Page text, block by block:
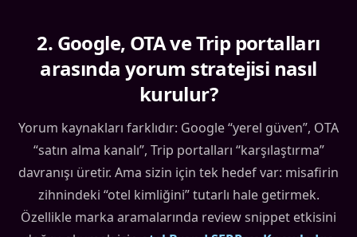
2. Google, OTA ve Trip portalları
arasında yorum stratejisi nasıl
kurulur?
Yorum kaynakları farklıdır: Google “yerel güven”, OTA
“satın alma kanalı”, Trip portalları “karşılaştırma”
davranışı üretir. Ama sizin için tek hedef var: misafirin
zihnindeki “otel kimliğini” tutarlı hale getirmek.
Özellikle marka aramalarında review snippet etkisini